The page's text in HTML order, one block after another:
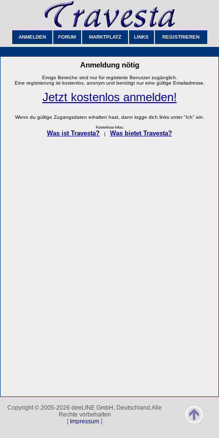
ANMELDEN FORUM MARKTPLATZ LINKS REGISTRIEREN
Anmeldung nötig
Einige Bereiche sind nur für registierte Benutzer zugänglich.
Eine registrierung ist kostenlos, anonym und benötigt nur eine gültige Emailadresse.
Jetzt kostenlos anmelden!
Wenn du gültige Zugangsdaten erhalten hast, dann logge dich links unter "Ich" ein.
Kostenlose Infos:
Was ist Travesta? Was bietet Travesta?
Copyright © 2005-2026 deeLINE GmbH, Deutschland.Alle
Rechte vorbehalten
[ Impressum ]